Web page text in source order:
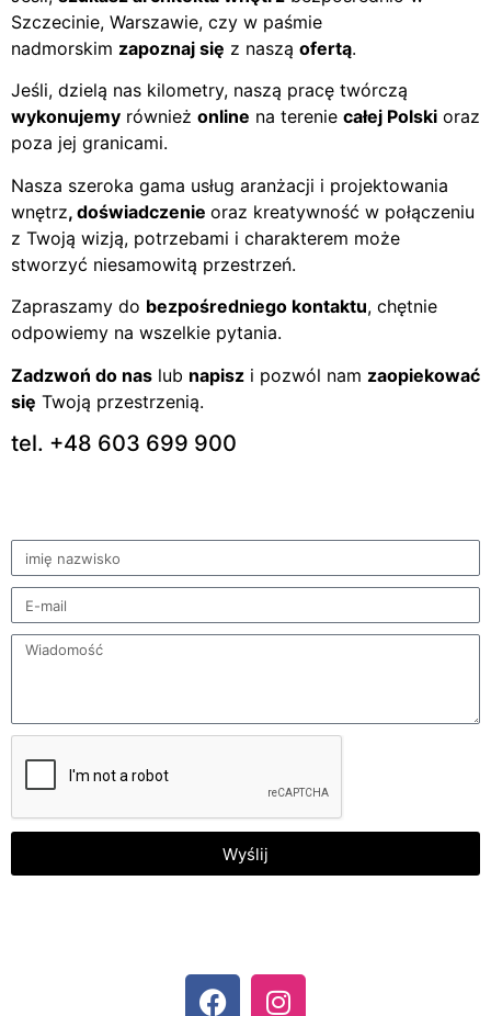
Szczecinie, Warszawie, czy w paśmie
nadmorskim zapoznaj się z naszą ofertą.
Jeśli, dzielą nas kilometry, naszą pracę twórczą
wykonujemy również online na terenie całej Polski oraz
poza jej granicami.
Nasza szeroka gama usług aranżacji i projektowania
wnętrz, doświadczenie oraz kreatywność w połączeniu
z Twoją wizją, potrzebami i charakterem może
stworzyć niesamowitą przestrzeń.
Zapraszamy do bezpośredniego kontaktu, chętnie
odpowiemy na wszelkie pytania.
Zadzwoń do nas lub napisz i pozwól nam zaopiekować
się Twoją przestrzenią.
tel. +48 603 699 900
Wyślij